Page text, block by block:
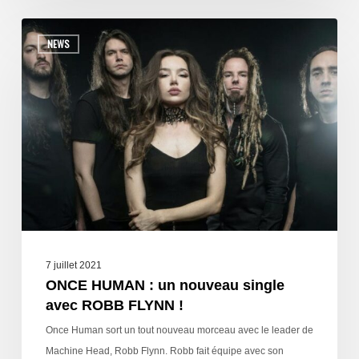
NEWS
7 juillet 2021
ONCE HUMAN : un nouveau single
avec ROBB FLYNN !
Once Human sort un tout nouveau morceau avec le leader de
Machine Head, Robb Flynn. Robb fait équipe avec son